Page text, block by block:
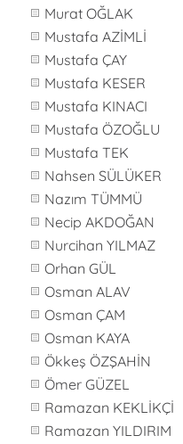
Murat OĞLAK
Mustafa AZİMLİ
Mustafa ÇAY
Mustafa KESER
Mustafa KINACI
Mustafa ÖZOĞLU
Mustafa TEK
Nahsen SÜLÜKER
Nazım TÜMMÜ
Necip AKDOĞAN
Nurcihan YILMAZ
Orhan GÜL
Osman ALAV
Osman ÇAM
Osman KAYA
Ökkeş ÖZŞAHİN
Ömer GÜZEL
Ramazan KEKLİKÇİ
Ramazan YILDIRIM